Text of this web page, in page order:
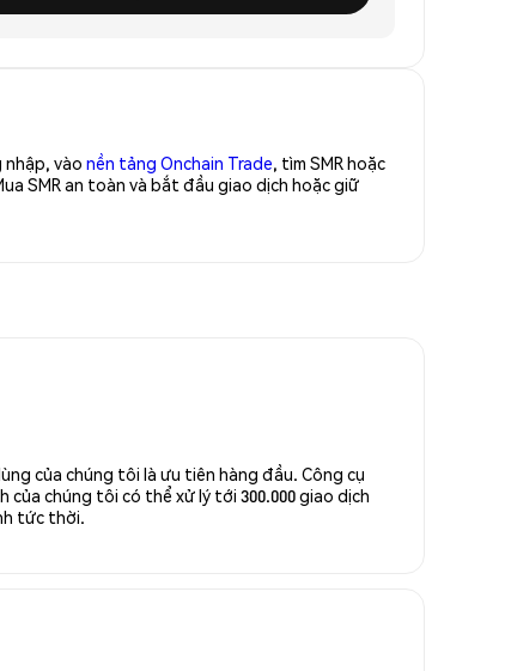
nhập, vào nền tảng Onchain Trade, tìm SMR hoặc
SMR an toàn và bắt đầu giao dịch hoặc giữ
của chúng tôi là ưu tiên hàng đầu. Công cụ
chúng tôi có thể xử lý tới 300.000 giao dịch
tức thời.